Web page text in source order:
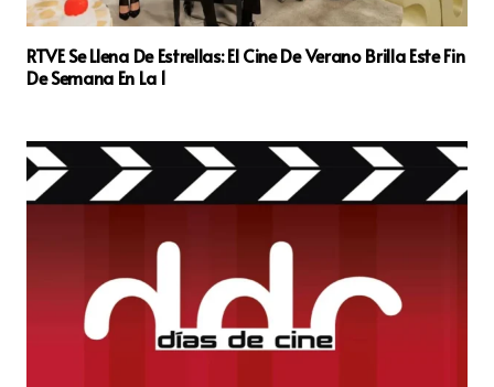
RTVE Se Llena De Estrellas: El Cine De Verano Brilla Este Fin
De Semana En La 1